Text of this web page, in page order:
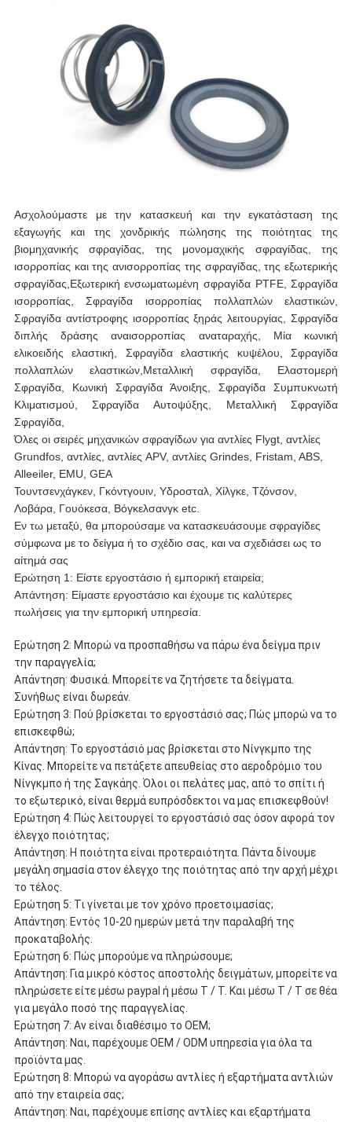
Ασχολούμαστε με την κατασκευή και την εγκατάσταση της
εξαγωγής και της χονδρικής πώλησης της ποιότητας της
βιομηχανικής σφραγίδας, της μονομαχικής σφραγίδας, της
ισορροπίας και της ανισορροπίας της σφραγίδας, της εξωτερικής
σφραγίδας,Εξωτερική ενσωματωμένη σφραγίδα PTFE, Σφραγίδα
ισορροπίας, Σφραγίδα ισορροπίας πολλαπλών ελαστικών,
Σφραγίδα αντίστροφης ισορροπίας ξηράς λειτουργίας, Σφραγίδα
διπλής δράσης αναισορροπίας αναταραχής, Μία κωνική
ελικοειδής ελαστική, Σφραγίδα ελαστικής κυψέλου, Σφραγίδα
πολλαπλών ελαστικών,Μεταλλική σφραγίδα, Ελαστομερή
Σφραγίδα, Κωνική Σφραγίδα Άνοιξης, Σφραγίδα Συμπυκνωτή
Κλιματισμού, Σφραγίδα Αυτοψύξης, Μεταλλική Σφραγίδα
Σφραγίδα,
Όλες οι σειρές μηχανικών σφραγίδων για αντλίες Flygt, αντλίες
Grundfos, αντλίες, αντλίες APV, αντλίες Grindes, Fristam, ABS,
Alleeiler, EMU, GEA
Τουντσενχάγκεν, Γκόντγουιν, Υδροσταλ, Χίλγκε, Τζόνσον,
Λοβάρα, Γουόκεσα, Βόγκελσανγκ etc.
Εν τω μεταξύ, θα μπορούσαμε να κατασκευάσουμε σφραγίδες
σύμφωνα με το δείγμα ή το σχέδιο σας, και να σχεδιάσει ως το
αίτημά σας
Ερώτηση 1: Είστε εργοστάσιο ή εμπορική εταιρεία;
Απάντηση: Είμαστε εργοστάσιο και έχουμε τις καλύτερες
πωλήσεις για την εμπορική υπηρεσία.
Ερώτηση 2: Μπορώ να προσπαθήσω να πάρω ένα δείγμα πριν
την παραγγελία;
Απάντηση: Φυσικά. Μπορείτε να ζητήσετε τα δείγματα.
Συνήθως είναι δωρεάν.
Ερώτηση 3: Πού βρίσκεται το εργοστάσιό σας; Πώς μπορώ να το
επισκεφθώ;
Απάντηση: Το εργοστάσιό μας βρίσκεται στο Νίνγκμπο της
Κίνας. Μπορείτε να πετάξετε απευθείας στο αεροδρόμιο του
Νίνγκμπο ή της Σαγκάης. Όλοι οι πελάτες μας, από το σπίτι ή
το εξωτερικό, είναι θερμά ευπρόσδεκτοι να μας επισκεφθούν!
Ερώτηση 4: Πώς λειτουργεί το εργοστάσιό σας όσον αφορά τον
έλεγχο ποιότητας;
Απάντηση: Η ποιότητα είναι προτεραιότητα. Πάντα δίνουμε
μεγάλη σημασία στον έλεγχο της ποιότητας από την αρχή μέχρι
το τέλος.
Ερώτηση 5: Τι γίνεται με τον χρόνο προετοιμασίας;
Απάντηση: Εντός 10-20 ημερών μετά την παραλαβή της
προκαταβολής.
Ερώτηση 6: Πώς μπορούμε να πληρώσουμε;
Απάντηση: Για μικρό κόστος αποστολής δειγμάτων, μπορείτε να
πληρώσετε είτε μέσω paypal ή μέσω T / T. Και μέσω T / T σε θέα
για μεγάλο ποσό της παραγγελίας.
Ερώτηση 7: Αν είναι διαθέσιμο το OEM;
Απάντηση: Ναι, παρέχουμε OEM / ODM υπηρεσία για όλα τα
προϊόντα μας.
Ερώτηση 8: Μπορώ να αγοράσω αντλίες ή εξαρτήματα αντλιών
από την εταιρεία σας;
Απάντηση: Ναι, παρέχουμε επίσης αντλίες και εξαρτήματα